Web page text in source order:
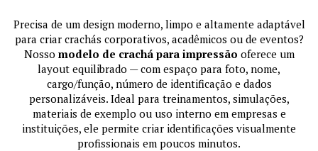
Precisa de um design moderno, limpo e altamente adaptável
para criar crachás corporativos, acadêmicos ou de eventos?
Nosso modelo de crachá para impressão oferece um
layout equilibrado — com espaço para foto, nome,
cargo/função, número de identificação e dados
personalizáveis. Ideal para treinamentos, simulações,
materiais de exemplo ou uso interno em empresas e
instituições, ele permite criar identificações visualmente
profissionais em poucos minutos.